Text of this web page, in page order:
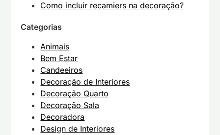
Como incluir recamiers na decoração?
Categorias
Animais
Bem Estar
Candeeiros
Decoração de Interiores
Decoração Quarto
Decoração Sala
Decoradora
Design de Interiores